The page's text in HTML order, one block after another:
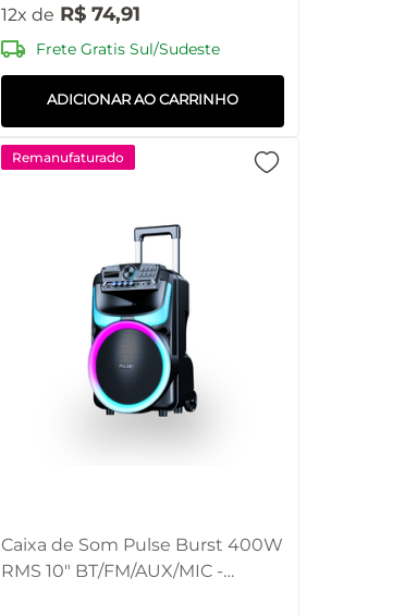
12
R$ 74,91
Frete Gratis Sul/Sudeste
ADICIONAR AO CARRINHO
Remanufaturado
Caixa de Som Pulse Burst 400W
RMS 10" BT/FM/AUX/MIC -